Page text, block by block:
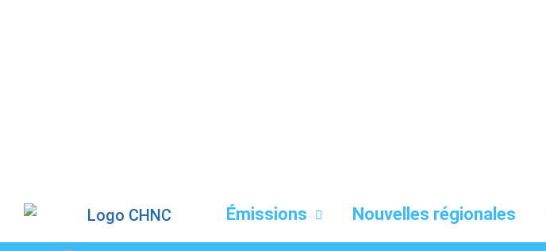
Émissions Nouvelles régionales